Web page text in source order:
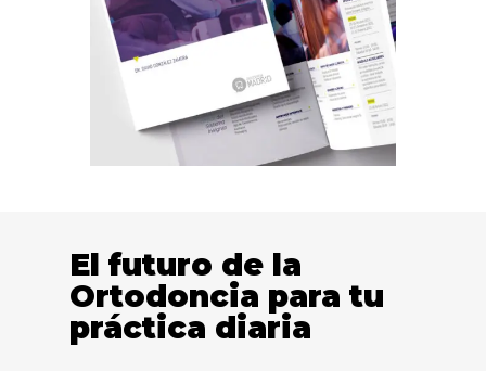
El futuro de la
Ortodoncia para tu
práctica diaria